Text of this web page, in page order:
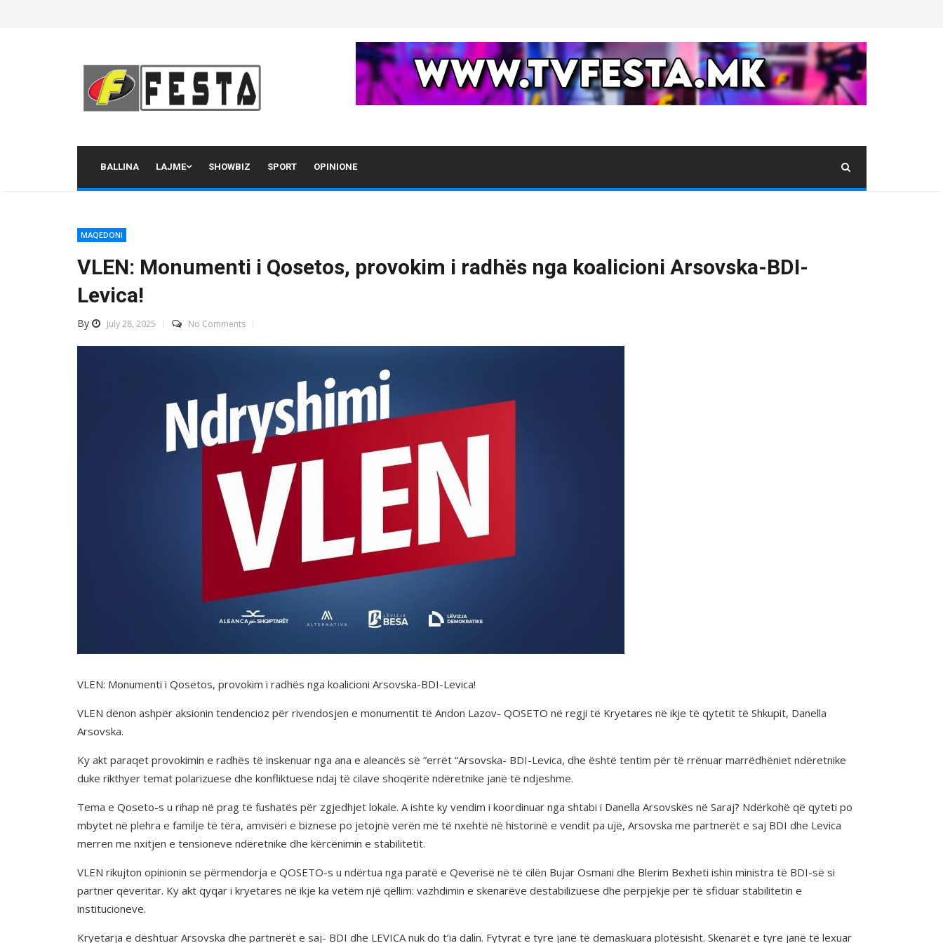
BALLINA LAJME SHOWBIZ SPORT OPINIONE
MAQEDONI
VLEN: Monumenti i Qosetos, provokim i radhës nga koalicioni Arsovska-BDI-
Levica!
By July 28, 2025 No Comments
VLEN: Monumenti i Qosetos, provokim i radhës nga koalicioni Arsovska-BDI-Levica!
VLEN dënon ashpër aksionin tendencioz për rivendosjen e monumentit të Andon Lazov- QOSETO në regji të Kryetares në ikje të qytetit të Shkupit, Danella
Arsovska.
Ky akt paraqet provokimin e radhës të inskenuar nga ana e aleancës së ”errët “Arsovska- BDI-Levica, dhe është tentim për të rrënuar marrëdhëniet ndëretnike
duke rikthyer temat polarizuese dhe konfliktuese ndaj të cilave shoqëritë ndëretnike janë të ndjeshme.
Tema e Qoseto-s u rihap në prag të fushatës për zgjedhjet lokale. A ishte ky vendim i koordinuar nga shtabi i Danella Arsovskës në Saraj? Ndërkohë që qyteti po
mbytet në plehra e familje të tëra, amvisëri e biznese po jetojnë verën më të nxehtë në historinë e vendit pa ujë, Arsovska me partnerët e saj BDI dhe Levica
merren me nxitjen e tensioneve ndëretnike dhe kërcënimin e stabilitetit.
VLEN rikujton opinionin se përmendorja e QOSETO-s u ndërtua nga paratë e Qeverisë në të cilën Bujar Osmani dhe Blerim Bexheti ishin ministra të BDI-së si
partner qeveritar. Ky akt qyqar i kryetares në ikje ka vetëm një qëllim: vazhdimin e skenarëve destabilizuese dhe përpjekje për të sfiduar stabilitetin e
institucioneve.
Kryetarja e dështuar Arsovska dhe partnerët e saj- BDI dhe LEVICA nuk do t’ia dalin. Fytyrat e tyre janë të demaskuara plotësisht. Skenarët e tyre janë të lexuar